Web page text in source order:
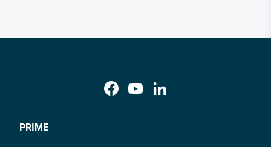
PRIME